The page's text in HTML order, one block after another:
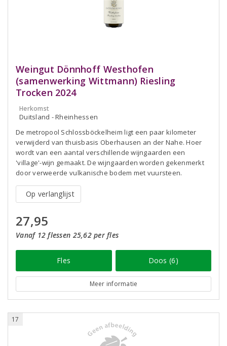
Weingut Dönnhoff Westhofen
(samenwerking Wittmann) Riesling
Trocken 2024
Herkomst
Duitsland - Rheinhessen
De metropool Schlossböckelheim ligt een paar kilometer
verwijderd van thuisbasis Oberhausen an der Nahe. Hoer
wordt van een aantal verschillende wijngaarden een
'village'-wijn gemaakt. De wijngaarden worden gekenmerkt
door verweerde vulkanische bodem met vuursteen.
Op verlanglijst
27,95
Vanaf 12 flessen 25,62 per fles
Fles Doos (6)
Meer informatie
17